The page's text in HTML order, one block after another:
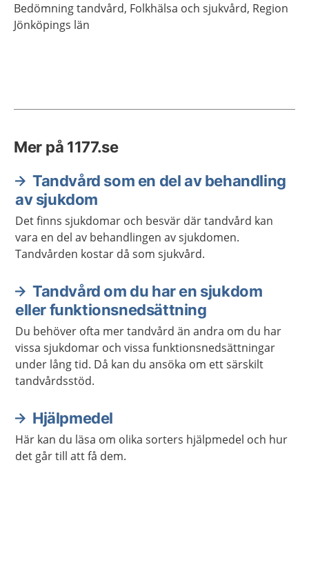
Bedömning tandvård, Folkhälsa och sjukvård, Region
Jönköpings län
Mer på 1177.se
Tandvård som en del av behandling
av sjukdom
Det finns sjukdomar och besvär där tandvård kan
vara en del av behandlingen av sjukdomen.
Tandvården kostar då som sjukvård.
Tandvård om du har en sjukdom
eller funktionsnedsättning
Du behöver ofta mer tandvård än andra om du har
vissa sjukdomar och vissa funktionsnedsättningar
under lång tid. Då kan du ansöka om ett särskilt
tandvårdsstöd.
Hjälpmedel
Här kan du läsa om olika sorters hjälpmedel och hur
det går till att få dem.